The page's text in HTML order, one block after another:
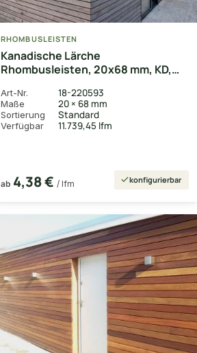
RHOMBUSLEISTEN
Kanadische Lärche
Rhombusleisten, 20x68 mm, KD,
vorbehandelt, Kanten gerundet,
Rückseite keine Sichtseite
Art-Nr. 18-220593
Maße 20 × 68 mm
Sortierung Standard
Verfügbar 11.739,45 lfm
ab 4,38 € / lfm konfigurierbar